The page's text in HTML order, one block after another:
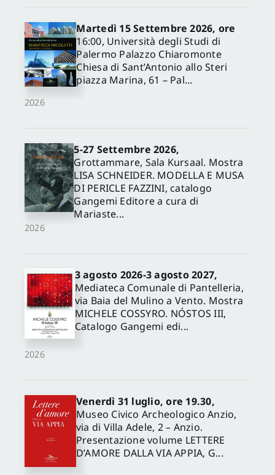
2026
Martedì 15 Settembre 2026, ore
16:00, Università degli Studi di
Palermo Palazzo Chiaromonte
Chiesa di Sant’Antonio allo Steri
piazza Marina, 61 – Pal...
2026
5-27 Settembre 2026,
Grottammare, Sala Kursaal. Mostra
LISA SCHNEIDER. MODELLA E MUSA
DI PERICLE FAZZINI, catalogo
Gangemi Editore a cura di
Mariaste...
2026
3 agosto 2026-3 agosto 2027,
Mediateca Comunale di Pantelleria,
via Baia del Mulino a Vento. Mostra
MICHELE COSSYRO. NÓSTOS III,
Catalogo Gangemi edi...
Venerdì 31 luglio, ore 19.30,
Museo Civico Archeologico Anzio,
via di Villa Adele, 2 – Anzio.
Presentazione volume LETTERE
D’AMORE DALLA VIA APPIA, G...